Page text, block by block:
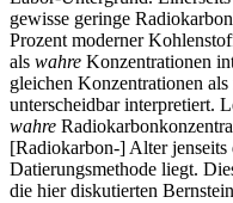
gewisse geringe
Prozent moderner
als wahre Konzentrationen
gleichen Konzentrationen
unterscheidbar interpretiert.
wahre
[Radiokarbon-] Alter
Datierungsmethode liegt.
die hier diskutierten